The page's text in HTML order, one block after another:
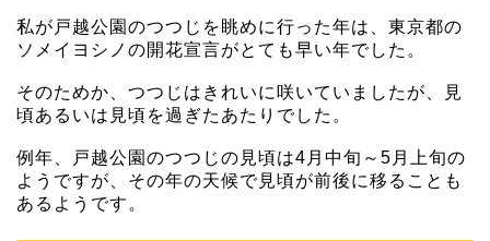
私が戸越公園のつつじを眺めに行った年は、東京都の
ソメイヨシノの開花宣言がとても早い年でした。
そのためか、つつじはきれいに咲いていましたが、見
頃あるいは見頃を過ぎたあたりでした。
例年、戸越公園のつつじの見頃は4月中旬～5月上旬の
ようですが、その年の天候で見頃が前後に移ることも
あるようです。